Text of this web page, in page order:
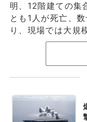
明、12階建ての集
とも1人が死亡、
り、現場では大規